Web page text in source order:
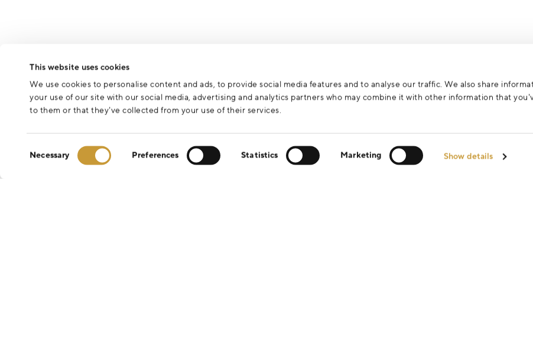
This website uses cookies
We use cookies to personalise content and ads, to provide social media features and to analyse our traffic. We also share
your use of our site with our social media, advertising and analytics partners who may combine it with other information that
to them or that they’ve collected from your use of their services.
Necessary Preferences Statistics Marketing Show details